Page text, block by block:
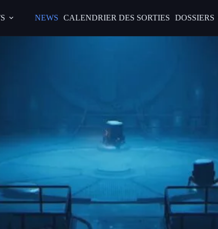
NEWS CALENDRIER DES SORTIES DOSSIERS